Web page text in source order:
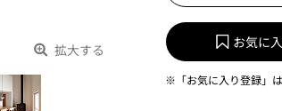
拡大する お気に
※「お気に入り登録」